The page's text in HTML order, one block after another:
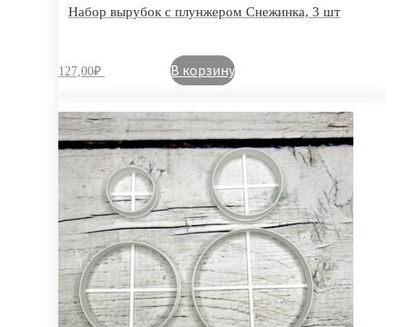
Набор вырубок с плунжером Снежинка, 3 шт
127,00₽ В корзину